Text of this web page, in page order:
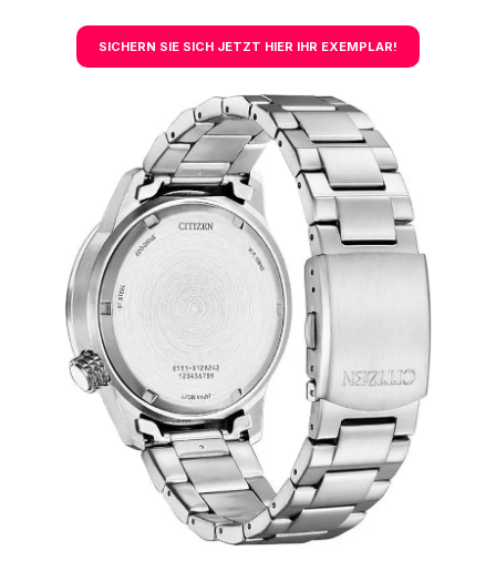
SICHERN SIE SICH JETZT HIER IHR EXEMPLAR!